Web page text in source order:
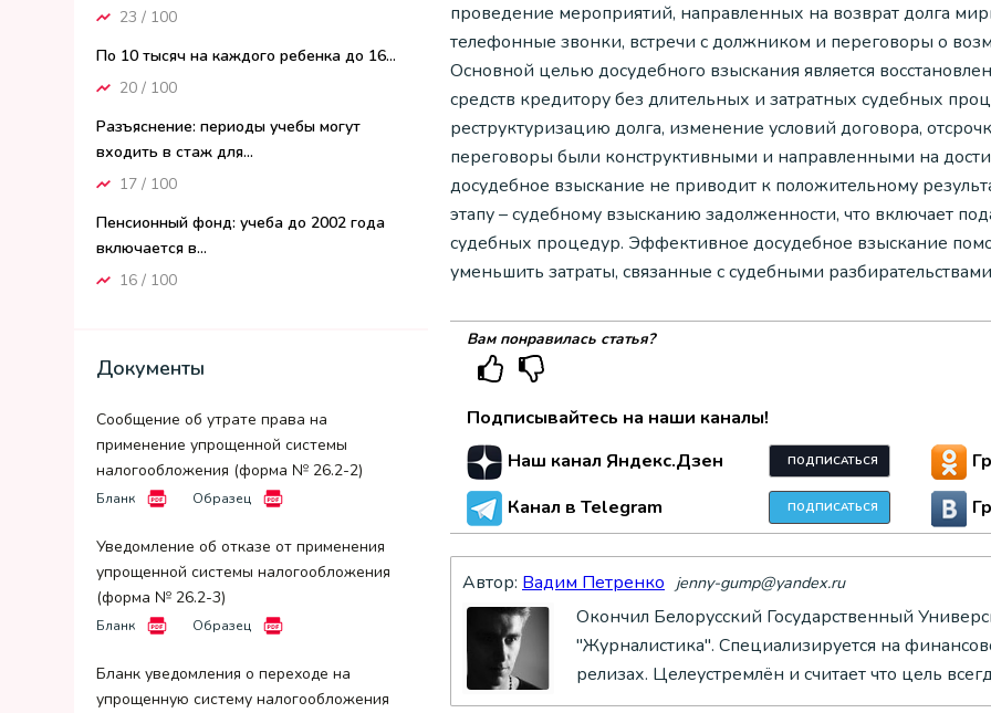
23 / 100
По 10 тысяч на каждого ребенка до 16...
20 / 100
Разъяснение: периоды учебы могут
входить в стаж для...
17 / 100
Пенсионный фонд: учеба до 2002 года
включается в...
16 / 100
Документы
Сообщение об утрате права на
применение упрощенной системы
налогообложения (форма № 26.2-2)
Бланк Образец
Уведомление об отказе от применения
упрощенной системы налогообложения
(форма № 26.2-3)
Бланк Образец
Бланк уведомления о переходе на
упрощенную систему налогообложения
проведение мероприятий, направленных на возврат долга
телефонные звонки, встречи с должником и переговоры о
Основной целью досудебного взыскания является
средств кредитору без длительных и затратных судебных
реструктуризацию долга, изменение условий договора,
переговоры были конструктивными и направленными на
досудебное взыскание не приводит к положительному
этапу – судебному взысканию задолженности, что включает
судебных процедур. Эффективное досудебное взыскание
уменьшить затраты, связанные с судебными
Вам понравилась статья?
Подписывайтесь на наши каналы!
Наш канал Яндекс.Дзен
ПОДПИСАТЬСЯ
Канал в Telegram ПОДПИСАТЬСЯ
Автор: Вадим Петренко jenny-gump@yandex.ru
Окончил Белорусский Государственный
"Журналистика". Специализируется на
релизах. Целеустремлён и считает что цель